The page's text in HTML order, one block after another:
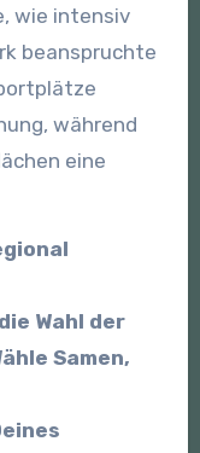
wie intensiv
beanspruchte
während
eine
Wahl der
Samen,